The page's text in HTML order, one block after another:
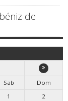
de
Sab
Dom
1
2